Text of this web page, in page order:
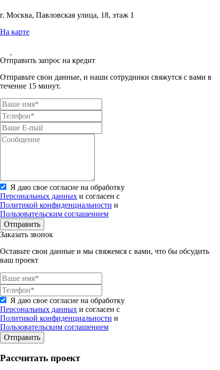
г. Москва, Павловская улица, 18, этаж 1
На карте
Отправить запрос на кредит
Отправьте свои данные, и наши сотрудники свяжутся с вами в
течение 15 минут.
Я даю свое согласие на обработку
Персональных данных и согласен с
Политикой конфиденциальности и
Пользовательским соглашением
Отправить
Заказать звонок
Оставьте свои данные и мы свяжемся с вами, что бы обсудить
ваш проект
Я даю свое согласие на обработку
Персональных данных и согласен с
Политикой конфиденциальности и
Пользовательским соглашением
Отправить
Рассчитать проект